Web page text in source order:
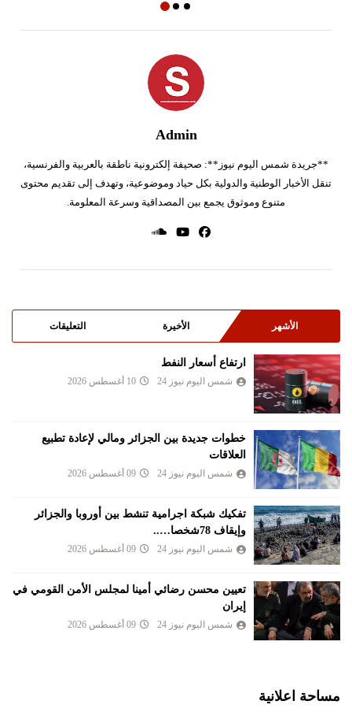
Admin
**جريدة شمس اليوم نيوز**: صحيفة إلكترونية ناطقة بالعربية والفرنسية،
تنقل الأخبار الوطنية والدولية بكل حياد وموضوعية، وتهدف إلى تقديم محتوى
متنوع وموثوق يجمع بين المصداقية وسرعة المعلومة.
الأشهر الأخيرة التعليقات
ارتفاع أسعار النفط
شمس اليوم نيوز 24 10 أغسطس 2026
خطوات جديدة بين الجزائر ومالي لإعادة تطبيع
العلاقات
شمس اليوم نيوز 24 09 أغسطس 2026
تفكيك شبكة اجرامية تنشط بين أوروبا والجزائر
وإيقاف 78شخصا…..
شمس اليوم نيوز 24 09 أغسطس 2026
تعيين محسن رضائي أمينا لمجلس الأمن القومي في
إيران
شمس اليوم نيوز 24 09 أغسطس 2026
مساحة اعلانية